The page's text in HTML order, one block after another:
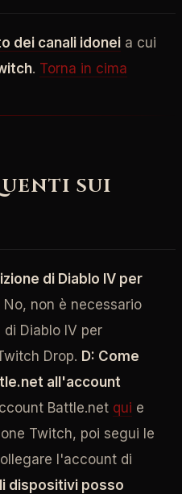
dei canali idonei a cui
. Torna in cima
SUI
di Diablo IV per
No, non è necessario
Diablo IV per
Drop. D: Come
all'account
Battle.net qui e
Twitch, poi segui le
l'account di
dispositivi posso